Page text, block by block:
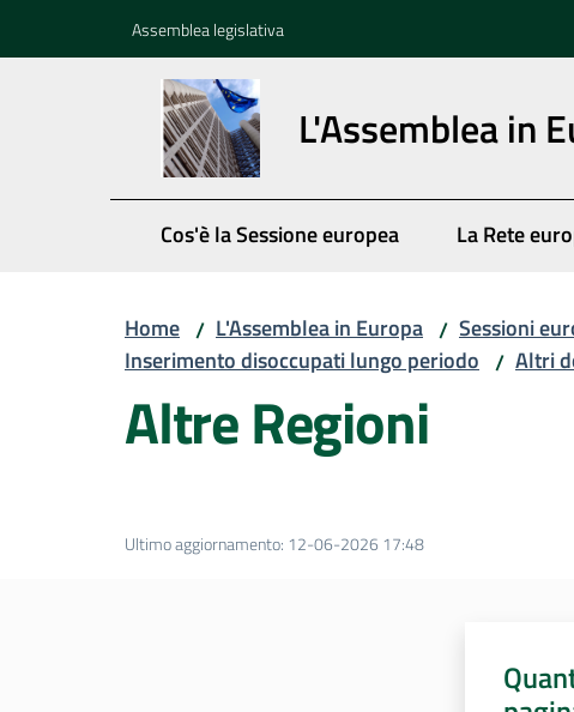
Assemblea legislativa
L'Assemblea in
Cos'è la Sessione europea La Rete
Home / L'Assemblea in Europa / Sessioni
Inserimento disoccupati lungo periodo / Altri
Altre Regioni
Ultimo aggiornamento: 12-06-2026 17:48